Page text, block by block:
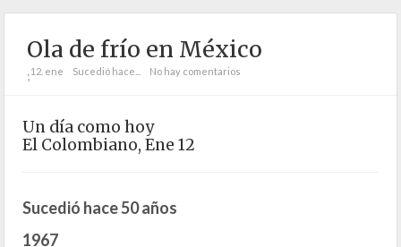
Ola de frío en México
;12. ene Sucedió hace... No hay comentarios
Un día como hoy
El Colombiano, Ene 12
Sucedió hace 50 años
1967